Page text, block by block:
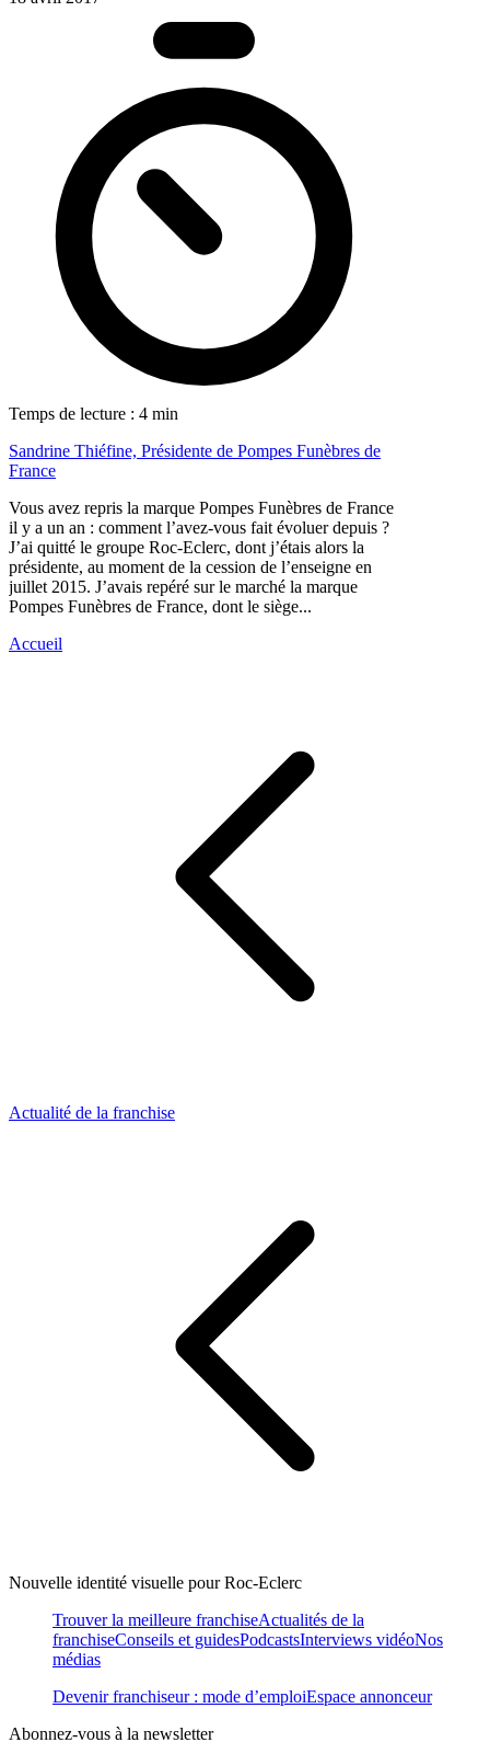
Temps de lecture : 4 min
Sandrine Thiéfine, Présidente de Pompes Funèbres de
France
Vous avez repris la marque Pompes Funèbres de France
il y a un an : comment l’avez-vous fait évoluer depuis ?
J’ai quitté le groupe Roc-Eclerc, dont j’étais alors la
présidente, au moment de la cession de l’enseigne en
juillet 2015. J’avais repéré sur le marché la marque
Pompes Funèbres de France, dont le siège...
Accueil
Actualité de la franchise
Nouvelle identité visuelle pour Roc-Eclerc
Trouver la meilleure franchiseActualités de la
franchiseConseils et guidesPodcastsInterviews vidéoNos
médias
Devenir franchiseur : mode d’emploiEspace annonceur
Abonnez-vous à la newsletter